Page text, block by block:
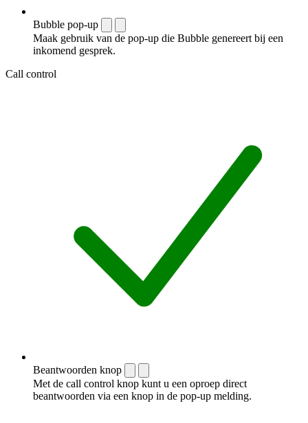
Bubble pop-up
Maak gebruik van de pop-up die Bubble genereert bij een
inkomend gesprek.
Call control
Beantwoorden knop
Met de call control knop kunt u een oproep direct
beantwoorden via een knop in de pop-up melding.